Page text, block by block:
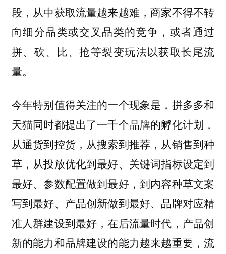
段，从中获取流量越来越难，商家不得不转
向细分品类或交叉品类的竞争，或者通过
拼、砍、比、抢等裂变玩法以获取长尾流
量。
今年特别值得关注的一个现象是，拼多多和
天猫同时都提出了一千个品牌的孵化计划，
从通货到控货，从搜索到推荐，从销售到种
草，从投放优化到最好、关键词指标设定到
最好、参数配置做到最好，到内容种草文案
写到最好、产品创新做到最好、品牌对应精
准人群建设到最好，在后流量时代，产品创
新的能力和品牌建设的能力越来越重要，流